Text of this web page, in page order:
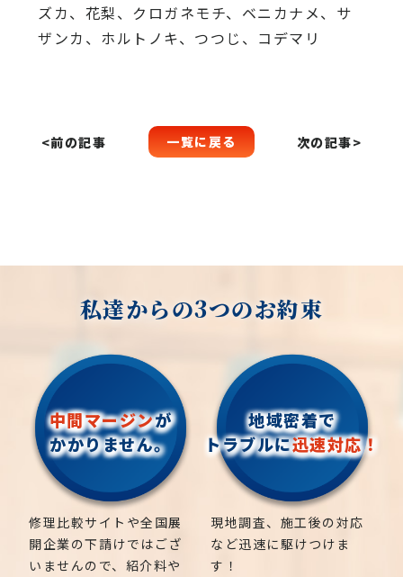
ズカ、 花梨、クロガネモチ、ベニカナメ、サ
ザンカ、ホルトノキ、 つつじ、コデマリ
<前の記事 一覧に戻る 次の記事>
私達からの3つのお約束
中間マージンが
かかりません。
修理比較サイトや全国展
開企業の下請けではござ
いませんので、紹介料や
地域密着で
トラブルに迅速対応！
現地調査、施工後の対応
など迅速に駆けつけま
す！